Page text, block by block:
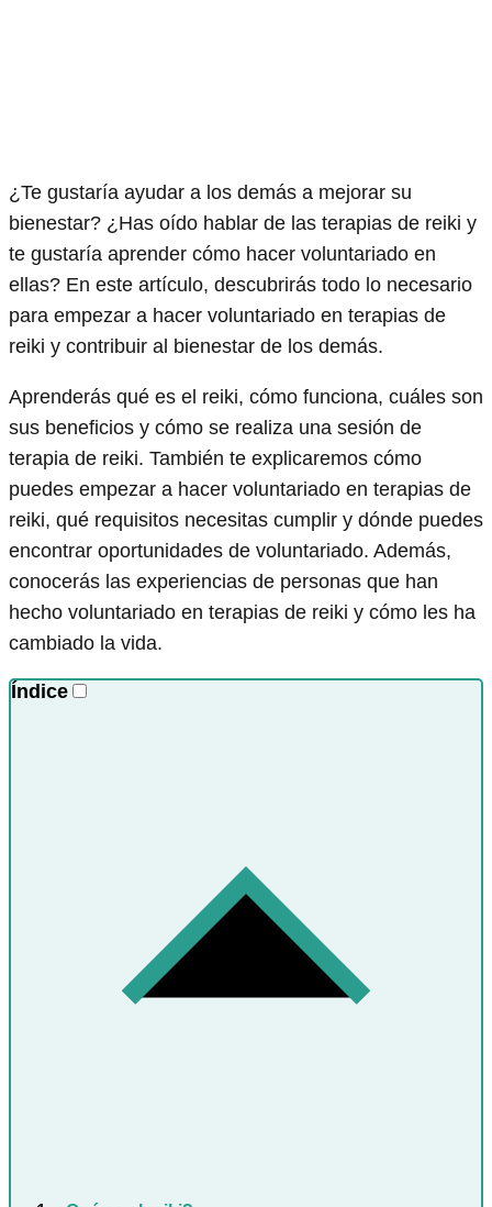
¿Te gustaría ayudar a los demás a mejorar su
bienestar? ¿Has oído hablar de las terapias de reiki y
te gustaría aprender cómo hacer voluntariado en
ellas? En este artículo, descubrirás todo lo necesario
para empezar a hacer voluntariado en terapias de
reiki y contribuir al bienestar de los demás.
Aprenderás qué es el reiki, cómo funciona, cuáles son
sus beneficios y cómo se realiza una sesión de
terapia de reiki. También te explicaremos cómo
puedes empezar a hacer voluntariado en terapias de
reiki, qué requisitos necesitas cumplir y dónde puedes
encontrar oportunidades de voluntariado. Además,
conocerás las experiencias de personas que han
hecho voluntariado en terapias de reiki y cómo les ha
cambiado la vida.
Índice